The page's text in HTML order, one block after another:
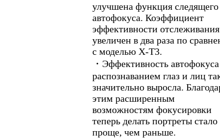
улучшена функция следящего
автофокуса. Коэффициент
эффективности отслеживания
увеличен в два раза по
с моделью X-T3.
・Эффективность
распознаванием глаз и лиц
значительно выросла.
этим расширенным
возможностям фокусировки
теперь делать портреты
проще, чем раньше.